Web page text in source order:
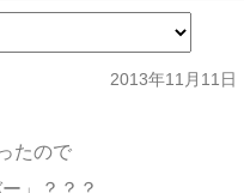
2013年11月11日
たので
？？？